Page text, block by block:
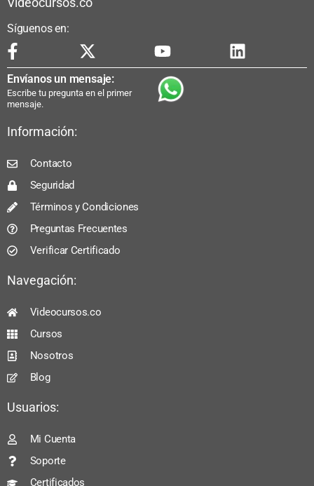
Síguenos en:
Envíanos un mensaje:
Escribe tu pregunta en el primer
mensaje.
Información:
Contacto
Seguridad
Términos y Condiciones
Preguntas Frecuentes
Verificar Certificado
Navegación:
Videocursos.co
Cursos
Nosotros
Blog
Usuarios:
Mi Cuenta
Soporte
Certificados